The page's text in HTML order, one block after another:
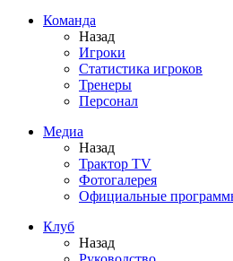
Команда
Назад
Игроки
Статистика игроков
Тренеры
Персонал
Медиа
Назад
Трактор TV
Фотогалерея
Официальные
Клуб
Назад